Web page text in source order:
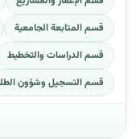
قسم المتابعة الجامعية
قسم الدراسات والتخطيط
قسم التسجيل وشؤون